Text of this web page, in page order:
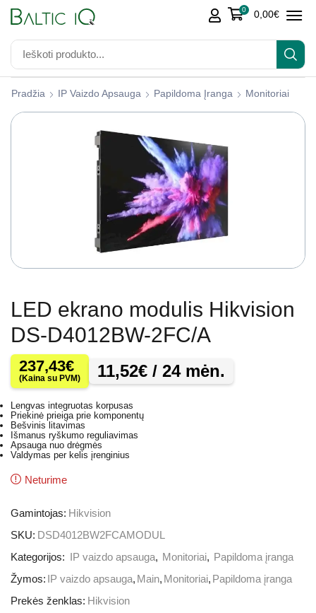
0 0,00€
Pradžia IP Vaizdo Apsauga Papildoma Įranga Monitoriai
LED ekrano modulis Hikvision
DS-D4012BW-2FC/A
237,43€
(Kaina su PVM) 11,52€ / 24 mėn.
Lengvas integruotas korpusas
Priekinė prieiga prie komponentų
Bešvinis litavimas
Išmanus ryškumo reguliavimas
Apsauga nuo drėgmės
Valdymas per kelis įrenginius
Neturime
Gamintojas: Hikvision
SKU: DSD4012BW2FCAMODUL
Kategorijos:
IP vaizdo apsauga, Monitoriai, Papildoma įranga
Žymos: IP vaizdo apsauga, Main, Monitoriai, Papildoma įranga
Prekės ženklas: Hikvision